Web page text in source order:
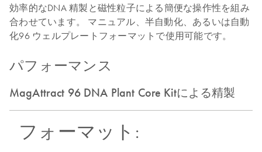
効率的なDNA 精製と磁性粒子による簡便な操作性を組み
合わせています。 マニュアル、半自動化、あるいは自動
化96 ウェルプレートフォーマットで使用可能です。
パフォーマンス
MagAttract 96 DNA Plant Core Kitによる精製
フォーマット: